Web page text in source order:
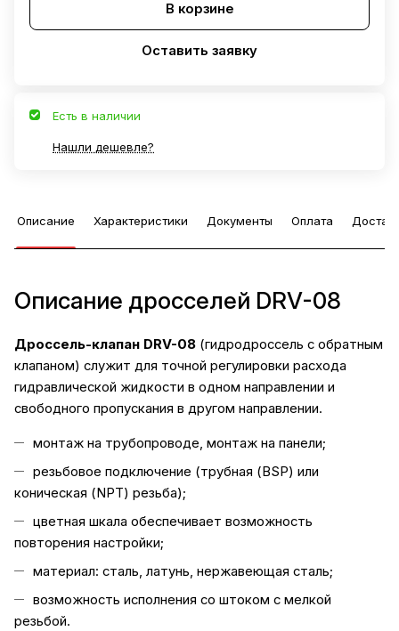
В корзине
Оставить заявку
Есть в наличии
Нашли дешевле?
Описание Характеристики Документы Оплата
Описание дросселей DRV-08
Дроссель-клапан DRV-08 (гидродроссель с обратным
клапаном) служит для точной регулировки расхода
гидравлической жидкости в одном направлении и
свободного пропускания в другом направлении.
монтаж на трубопроводе, монтаж на панели;
резьбовое подключение (трубная (BSP) или
коническая (NPT) резьба);
цветная шкала обеспечивает возможность
повторения настройки;
материал: сталь, латунь, нержавеющая сталь;
возможность исполнения со штоком с мелкой
резьбой.